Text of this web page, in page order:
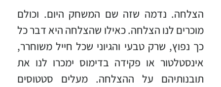
הצלחה. נדמה שזה שם המשחק היום. וכולם
מוכרים לנו הצלחה. כאילו שהצלחה היא דבר כל
כך נפוץ, שרק טבעי והגיוני שכל חייל משוחרר,
אינסטלטור או פקידה בדימוס ימכרו לנו את
תובנותיהם על ההצלחה. מעלים סטטוסים